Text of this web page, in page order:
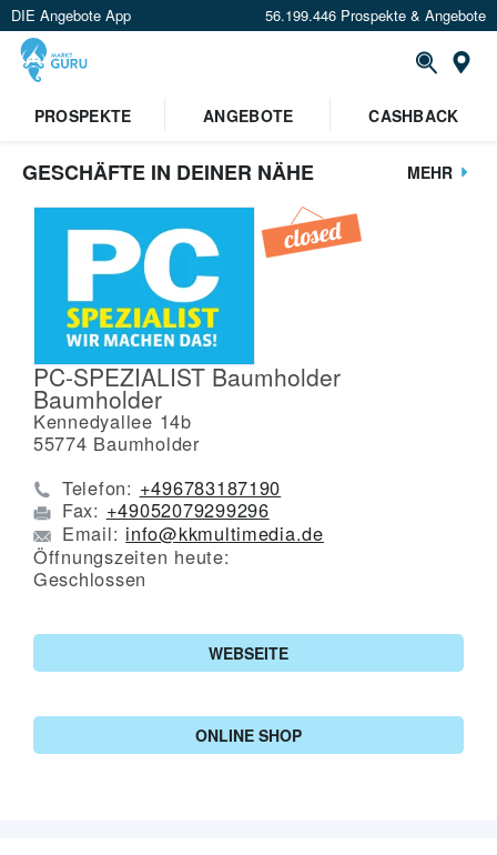
DIE Angebote App 56.199.446 Prospekte & Angebote
PROSPEKTE
ANGEBOTE CASHBACK
GESCHÄFTE IN DEINER NÄHE MEHR
PC-SPEZIALIST Baumholder
Baumholder
Kennedyallee 14b
55774 Baumholder
Telefon: +496783187190
Fax: +49052079299296
Email: info@kkmultimedia.de
Öffnungszeiten heute:
Geschlossen
WEBSEITE
ONLINE SHOP